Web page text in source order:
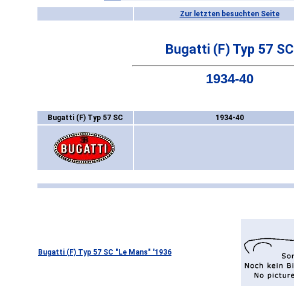
Zur letzten besuchten Seite
Bugatti (F) Typ 57 SC
1934-40
Bugatti (F) Typ 57 SC 1934-40
Bugatti (F) Typ 57 SC "Le Mans" '1936